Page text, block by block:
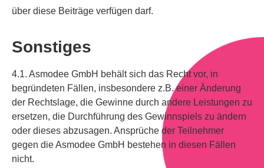
über diese Beiträge verfügen darf.
Sonstiges
4.1. Asmodee GmbH behält sich das Recht vor, in
begründeten Fällen, insbesondere z.B. einer Änderung
der Rechtslage, die Gewinne durch andere Leistungen zu
ersetzen, die Durchführung des Gewinnspiels zu ändern
oder dieses abzusagen. Ansprüche der Teilnehmer
gegen die Asmodee GmbH bestehen in diesen Fällen
nicht.